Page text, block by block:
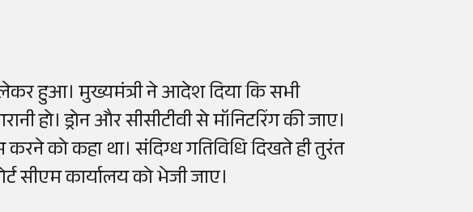
हुआ। मुख्यमंत्री ने आदेश दिया कि सभी
हो। ड्रोन और सीसीटीवी से मॉनिटरिंग की जाए।
को कहा था। संदिग्ध गतिविधि दिखते ही तुरंत
सीएम कार्यालय को भेजी जाए।